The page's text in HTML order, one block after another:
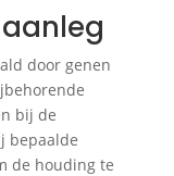
door genen
bij de
bepaalde
de houding te